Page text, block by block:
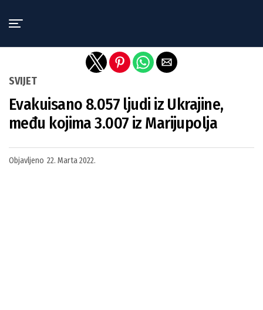
SVIJET
Evakuisano 8.057 ljudi iz Ukrajine,
među kojima 3.007 iz Marijupolja
Objavljeno 22. Marta 2022.